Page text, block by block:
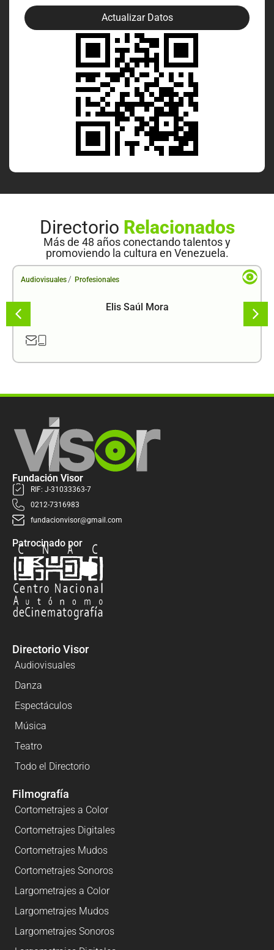
Actualizar Datos
Directorio Relacionados
Más de 48 años conectando talentos y
promoviendo la cultura en Venezuela.
Audiovisuales / Profesionales
Elis Saúl Mora
Fundación Visor
RIF: J-31033363-7
0212-7316983
fundacionvisor@gmail.com
Patrocinado por
Directorio Visor
Audiovisuales
Danza
Espectáculos
Música
Teatro
Todo el Directorio
Filmografía
Cortometrajes a Color
Cortometrajes Digitales
Cortometrajes Mudos
Cortometrajes Sonoros
Largometrajes a Color
Largometrajes Mudos
Largometrajes Sonoros